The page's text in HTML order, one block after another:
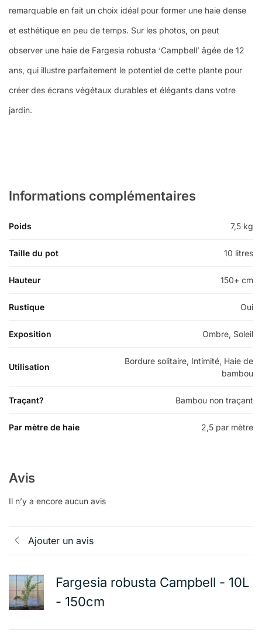
remarquable en fait un choix idéal pour former une haie dense
et esthétique en peu de temps. Sur les photos, on peut
observer une haie de Fargesia robusta ‘Campbell’ âgée de 12
ans, qui illustre parfaitement le potentiel de cette plante pour
créer des écrans végétaux durables et élégants dans votre
jardin.
Informations complémentaires
Poids 7,5 kg
Taille du pot 10 litres
Hauteur 150+ cm
Rustique Oui
Exposition Ombre, Soleil
Utilisation
Bordure solitaire, Intimité, Haie de
bambou
Traçant? Bambou non traçant
Par mètre de haie 2,5 par mètre
Avis
Il n’y a encore aucun avis
Ajouter un avis
Fargesia robusta Campbell - 10L
- 150cm